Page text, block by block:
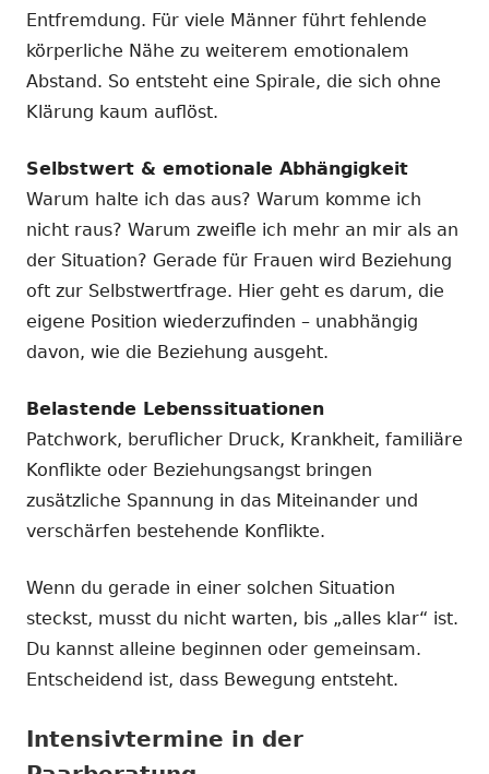
Entfremdung. Für viele Männer führt fehlende
körperliche Nähe zu weiterem emotionalem
Abstand. So entsteht eine Spirale, die sich ohne
Klärung kaum auflöst.
Selbstwert & emotionale Abhängigkeit
Warum halte ich das aus? Warum komme ich
nicht raus? Warum zweifle ich mehr an mir als an
der Situation? Gerade für Frauen wird Beziehung
oft zur Selbstwertfrage. Hier geht es darum, die
eigene Position wiederzufinden – unabhängig
davon, wie die Beziehung ausgeht.
Belastende Lebenssituationen
Patchwork, beruflicher Druck, Krankheit, familiäre
Konflikte oder Beziehungsangst bringen
zusätzliche Spannung in das Miteinander und
verschärfen bestehende Konflikte.
Wenn du gerade in einer solchen Situation
steckst, musst du nicht warten, bis „alles klar“ ist.
Du kannst alleine beginnen oder gemeinsam.
Entscheidend ist, dass Bewegung entsteht.
Intensivtermine in der